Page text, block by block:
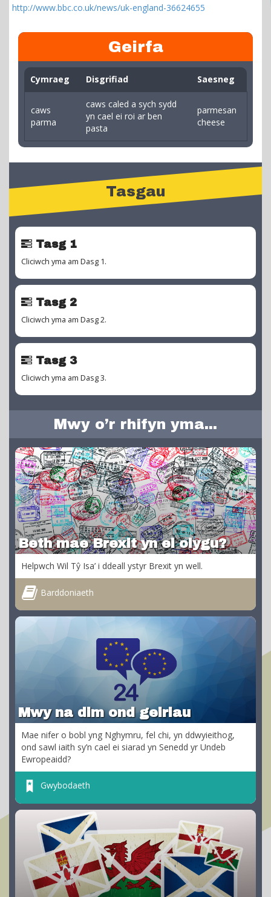
http://www.bbc.co.uk/news/uk-england-36624655
Geirfa
Cymraeg Disgrifiad Saesneg
caws
parma
caws caled a sych sydd
yn cael ei roi ar ben
pasta
parmesan
cheese
Tasgau
Tasg 1
Cliciwch yma am Dasg 1.
Tasg 2
Cliciwch yma am Dasg 2.
Tasg 3
Cliciwch yma am Dasg 3.
Mwy o’r rhifyn yma...
Beth mae Brexit yn ei olygu?
Helpwch Wil Tŷ Isa’ i ddeall ystyr Brexit yn well.
Barddoniaeth
Mwy na dim ond geiriau
Mae nifer o bobl yng Nghymru, fel chi, yn ddwyieithog,
ond sawl iaith sy’n cael ei siarad yn Senedd yr Undeb
Ewropeaidd?
Gwybodaeth